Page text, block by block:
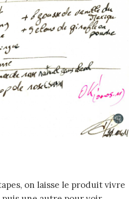
on laisse le produit vivre